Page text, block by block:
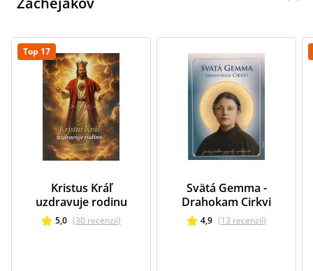
Top 17
Kristus Kráľ
uzdravuje rodinu
5,0 (30 recenzií)
Svätá Gemma -
Drahokam Cirkvi
4,9 (13 recenzií)